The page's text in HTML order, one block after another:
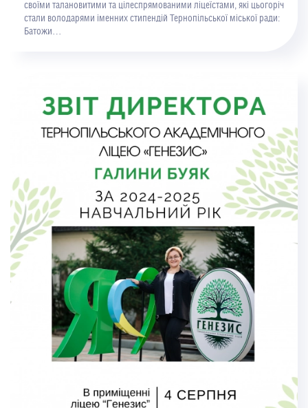
своїми талановитими та цілеспрямованими ліцеїстами, які цьогоріч
стали володарями іменних стипендій Тернопільської міської ради:
Батожи…